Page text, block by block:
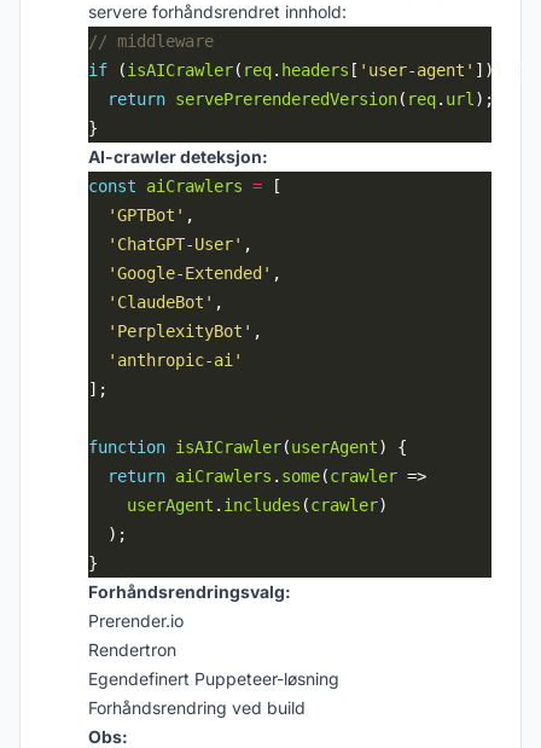
servere forhåndsrendret innhold:
if (isAICrawler( req. headers [ 'user-agent'
return servePrerenderedVersion( req. url
AI-crawler deteksjon:
const aiCrawlers =
'GPTBot'
'ChatGPT-User'
'Google-Extended'
'ClaudeBot'
'PerplexityBot'
'anthropic-ai'
function isAICrawler(userAgent
return aiCrawlers . some(crawler
userAgent . includes (crawler
Forhåndsrendringsvalg:
Prerender.io
Rendertron
Egendefinert Puppeteer-løsning
Forhåndsrendring ved build
Obs: